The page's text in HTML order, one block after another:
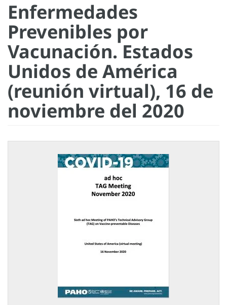
Enfermedades
Prevenibles por
Vacunación. Estados
Unidos de América
(reunión virtual), 16 de
noviembre del 2020